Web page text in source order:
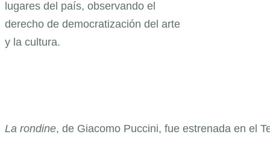
lugares del país, observando el
derecho de democratización del arte
y la cultura.
La rondine, de Giacomo Puccini, fue estrenada en el